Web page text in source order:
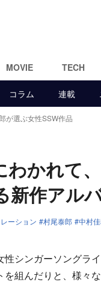
MOVIE TECH
コラム 連載
が選ぶ女性SSW作品
わかれ
新作アル
ーション 村尾泰郎 中村
シンガーソングラ
を組んだりと、様々